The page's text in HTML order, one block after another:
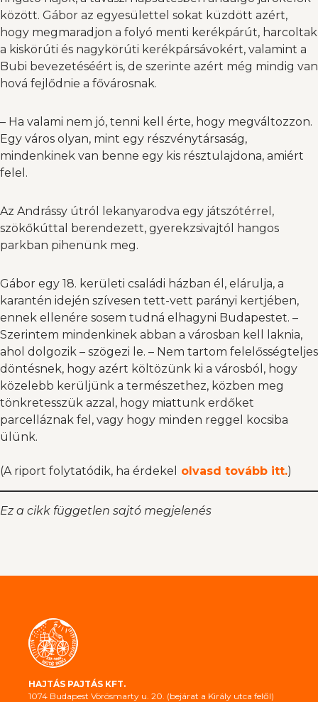
között. Gábor az egyesülettel sokat küzdött azért,
hogy megmaradjon a folyó menti kerékpárút, harcoltak
a kiskörúti és nagykörúti kerékpársávokért, valamint a
Bubi bevezetéséért is, de szerinte azért még mindig van
hová fejlődnie a fővárosnak.
– Ha valami nem jó, tenni kell érte, hogy megváltozzon.
Egy város olyan, mint egy részvénytársaság,
mindenkinek van benne egy kis résztulajdona, amiért
felel.
Az Andrássy útról lekanyarodva egy játszótérrel,
szökőkúttal berendezett, gyerekzsivajtól hangos
parkban pihenünk meg.
Gábor egy 18. kerületi családi házban él, elárulja, a
karantén idején szívesen tett-vett parányi kertjében,
ennek ellenére sosem tudná elhagyni Budapestet. –
Szerintem mindenkinek abban a városban kell laknia,
ahol dolgozik – szögezi le. – Nem tartom felelősségteljes
döntésnek, hogy azért költözünk ki a városból, hogy
közelebb kerüljünk a természethez, közben meg
tönkretesszük azzal, hogy miattunk erdőket
parcelláznak fel, vagy hogy minden reggel kocsiba
ülünk.
(A riport folytatódik, ha érdekel olvasd tovább itt.)
Ez a cikk független sajtó megjelenés
HAJTÁS PAJTÁS KFT.
1074 Budapest Vörösmarty u. 20. (bejárat a Király utca felől)